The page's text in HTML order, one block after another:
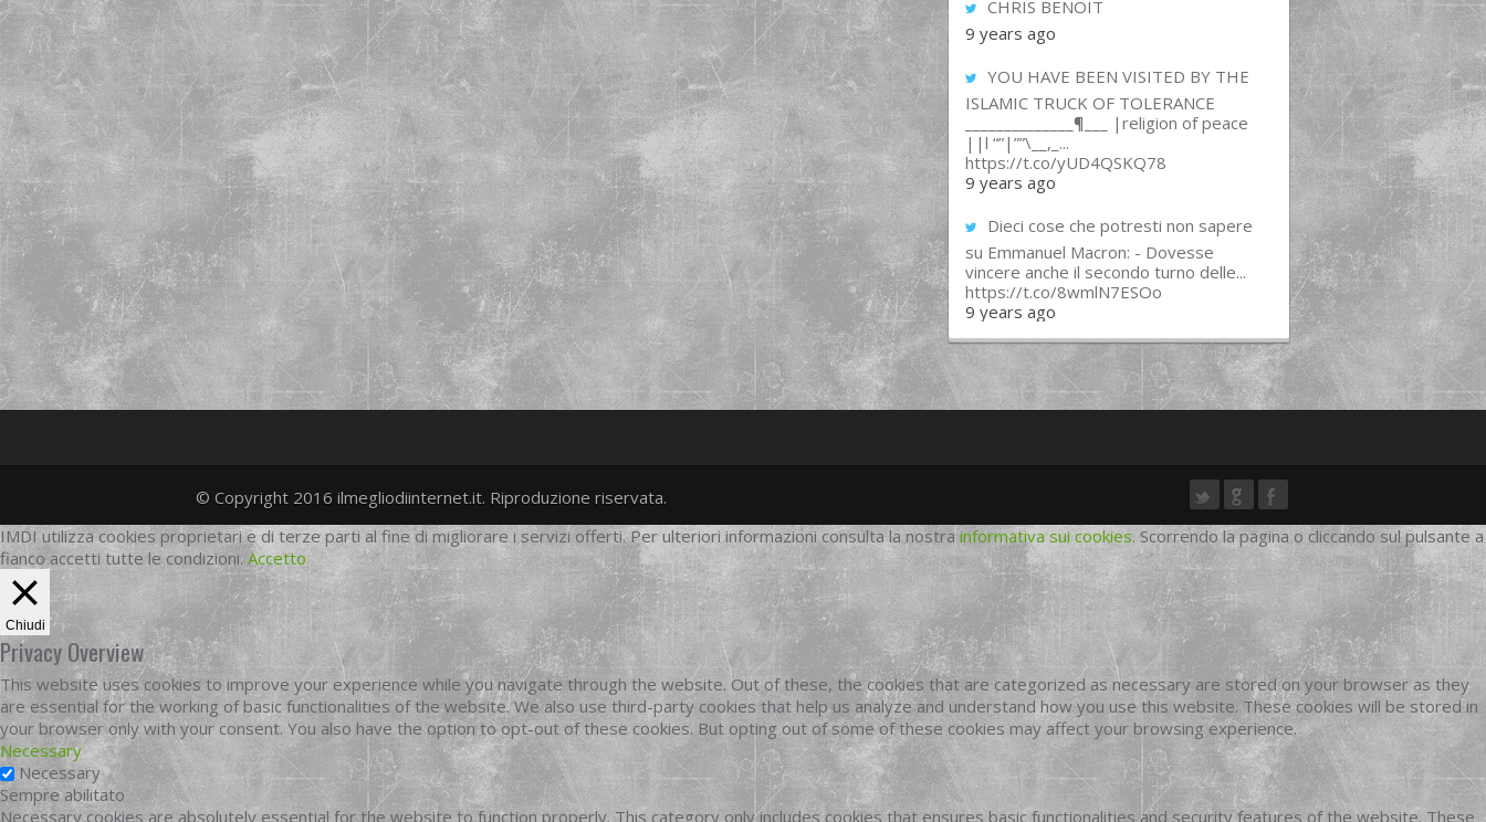
CHRIS BENOIT
9 years ago
YOU HAVE BEEN VISITED BY THE
ISLAMIC TRUCK OF TOLERANCE
______________¶___ |religion of peace
||l “”|””\__,_...
https://t.co/yUD4QSKQ78
9 years ago
Dieci cose che potresti non sapere
su Emmanuel Macron: - Dovesse
vincere anche il secondo turno delle...
https://t.co/8wmlN7ESOo
9 years ago
twittergoogleplus
facebook
© Copyright 2016 ilmegliodiinternet.it. Riproduzione riservata.
IMDI utilizza cookies proprietari e di terze parti al fine di migliorare i servizi offerti. Per ulteriori informazioni consulta la nostra informativa sui cookies. Scorrendo la pagina o cliccando sul pulsante a
fianco accetti tutte le condizioni. Accetto
Chiudi
Privacy Overview
This website uses cookies to improve your experience while you navigate through the website. Out of these, the cookies that are categorized as necessary are stored on your browser as they
are essential for the working of basic functionalities of the website. We also use third-party cookies that help us analyze and understand how you use this website. These cookies will be stored in
your browser only with your consent. You also have the option to opt-out of these cookies. But opting out of some of these cookies may affect your browsing experience.
Necessary
Necessary
Sempre abilitato
Necessary cookies are absolutely essential for the website to function properly. This category only includes cookies that ensures basic functionalities and security features of the website. These